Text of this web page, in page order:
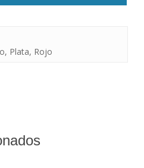
Plata, Rojo